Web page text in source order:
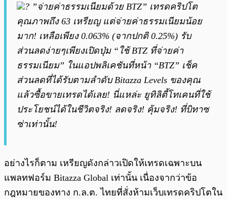
”จ่ายค่าธรรมเนียมด้วย BTZ” เทรดคริปโต
คุณภาพถึง 63 เหรียญ แต่จ่ายค่าธรรมเนียมน้อย
มาก! เหลือเพียง 0.063% (จากปกติ 0.25%) รับ
ส่วนลดง่ายๆเพียงเปิดปุ่ม “ใช้ BTZ ที่จ่ายค่า
ธรรมเนียม” ในแอปพลิเคชันที่หน้า “BTZ” เช็ค
ส่วนลดที่ได้รับตามลำดับ Bitazza Levels ของคุณ
แล้วซื้อขายเทรดได้เลย! นี่แหล่ะ ยูทิลิตี้โทเคนที่ใช้
ประโยชน์ได้ในชีวิตจริง! ลดจริง! คุ้มจริง! ที่บิทาซ
ซ่าเท่านั้น!
อย่างไรก็ตาม เหรียญดังกล่าวเปิดให้เทรดเฉพาะบน
แพลทฟอร์ม Bitazza Global เท่านั้น เนื่องจากว่าข้อ
กฎหมายของทาง ก.ล.ต. ไทยที่สั่งห้ามเว็บเทรดคริปโตใน